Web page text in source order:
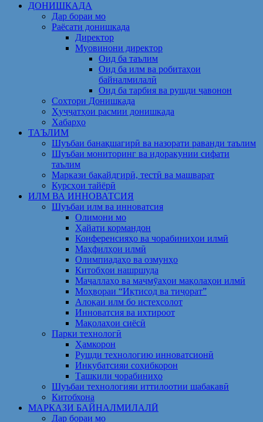
ДОНИШКАДА
Дар бораи мо
Раёсати донишкада
Директор
Муовинони директор
Оид ба таълим
Оид ба илм ва робитаҳои
байналмилалӣ
Оид ба тарбия ва рушди ҷавонон
Сохтори Донишкада
Ҳуҷҷатҳои расмии донишкада
Хабарҳо
ТАЪЛИМ
Шуъбаи банақшагирӣ ва назорати раванди таълим
Шуъбаи мониторинг ва идоракунии сифати
таълим
Маркази бақайдгирӣ, тестӣ ва машварат
Курсҳои тайёрӣ
ИЛМ ВА ИННОВАТСИЯ
Шуъбаи илм ва инноватсия
Олимони мо
Ҳайати кормандон
Конференсияҳо ва чорабиниҳои илмӣ
Маҳфилҳои илмӣ
Олимпиадаҳо ва озмунҳо
Китобҳои нашршуда
Маҷаллаҳо ва маҷмӯаҳои мақолаҳои илмӣ
Моҳвораи “Иқтисод ва тиҷорат”
Алоқаи илм бо истеҳсолот
Инноватсия ва ихтироот
Мақолаҳои сиёсӣ
Парки технологӣ
Ҳамкорон
Рушди технологию инноватсионӣ
Инкубатсияи соҳибкорон
Ташкили чорабиниҳо
Шуъбаи технологияи иттилоотии шабакавӣ
Китобхона
МАРКАЗИ БАЙНАЛМИЛАЛӢ
Дар бораи мо